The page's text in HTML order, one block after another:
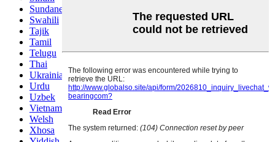
Sundanese
Swahili
Tajik
Tamil
Telugu
Thai
Ukrainian
Urdu
Uzbek
Vietnamese
Welsh
Xhosa